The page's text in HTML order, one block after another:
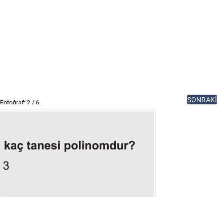
Fotoğraf: 2 / 6 SONRAKİ